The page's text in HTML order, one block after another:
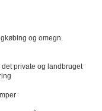
og omegn.
private og landbruget